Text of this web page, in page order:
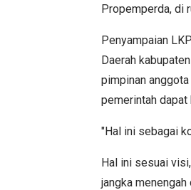
Propemperda, di
Penyampaian
Daerah
pimpinan
pemerintah dapat
"Hal ini sebagai
Hal ini sesuai
jangka